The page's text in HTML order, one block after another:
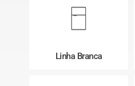
Linha Branca